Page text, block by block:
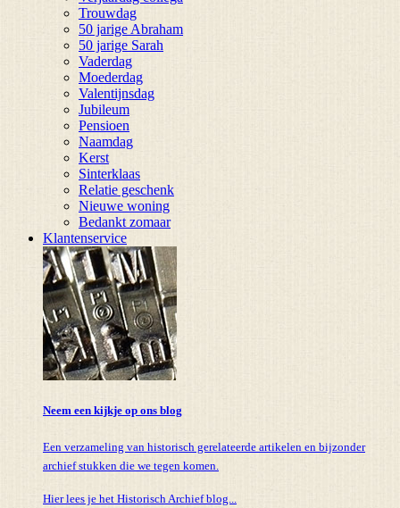
Trouwdag
50 jarige Abraham
50 jarige Sarah
Vaderdag
Moederdag
Valentijnsdag
Jubileum
Pensioen
Naamdag
Kerst
Sinterklaas
Relatie geschenk
Nieuwe woning
Bedankt zomaar
Klantenservice
Neem een kijkje op ons blog
Een verzameling van historisch gerelateerde artikelen en bijzonder
archief stukken die we tegen komen.
Hier lees je het Historisch Archief blog...